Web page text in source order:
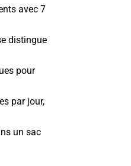
avec 7
distingue
pour
par jour,
un sac